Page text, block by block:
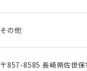
その他
〒857-8585 長崎県佐世